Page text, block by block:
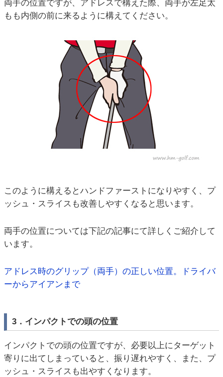
両手の位置ですが、アドレスで構えた際、両手が左足太
もも内側の前に来るように構えてください。
このように構えるとハンドファーストになりやすく、プ
ッシュ・スライスも改善しやすくなると思います。
両手の位置については下記の記事にて詳しくご紹介して
います。
アドレス時のグリップ（両手）の正しい位置。ドライバ
ーからアイアンまで
3．インパクトでの頭の位置
インパクトでの頭の位置ですが、必要以上にターゲット
寄りに出てしまっていると、振り遅れやすく、また、プ
ッシュ・スライスも出やすくなります。